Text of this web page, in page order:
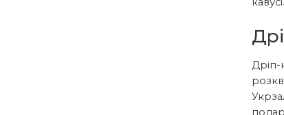
Дріп-